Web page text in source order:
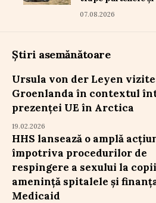
07.08.2026
Știri asemănătoare
Ursula von der Leyen
Groenlanda în contextul
prezenței UE în Arctica
19.02.2026
HHS lansează o amplă
împotriva procedurilor de
respingere a sexului la
amenință spitalele și
Medicaid